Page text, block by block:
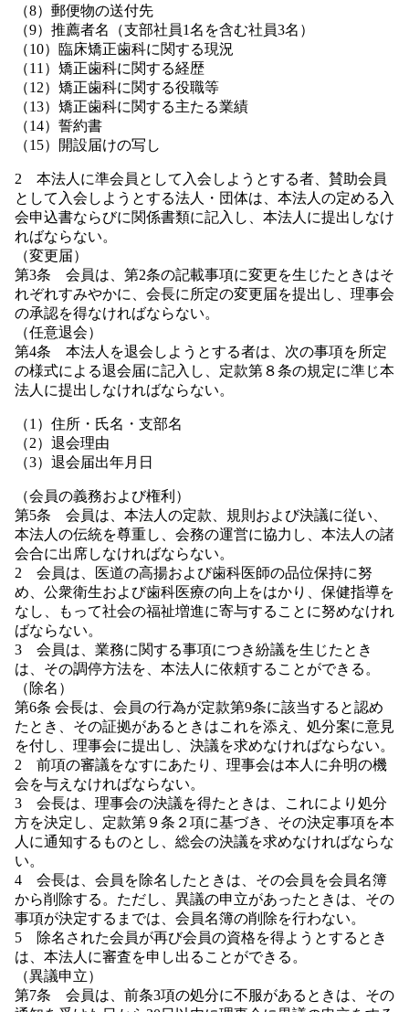
（8）郵便物の送付先
（9）推薦者名（支部社員1名を含む社員3名）
（10）臨床矯正歯科に関する現況
（11）矯正歯科に関する経歴
（12）矯正歯科に関する役職等
（13）矯正歯科に関する主たる業績
（14）誓約書
（15）開設届けの写し
2 本法人に準会員として入会しようとする者、賛助会員
として入会しようとする法人・団体は、本法人の定める入
会申込書ならびに関係書類に記入し、本法人に提出しなけ
ればならない。
（変更届）
第3条 会員は、第2条の記載事項に変更を生じたときはそ
れぞれすみやかに、会長に所定の変更届を提出し、理事会
の承認を得なければならない。
（任意退会）
第4条 本法人を退会しようとする者は、次の事項を所定
の様式による退会届に記入し、定款第８条の規定に準じ本
法人に提出しなければならない。
（1）住所・氏名・支部名
（2）退会理由
（3）退会届出年月日
（会員の義務および権利）
第5条 会員は、本法人の定款、規則および決議に従い、
本法人の伝統を尊重し、会務の運営に協力し、本法人の諸
会合に出席しなければならない。
2 会員は、医道の高揚および歯科医師の品位保持に努
め、公衆衛生および歯科医療の向上をはかり、保健指導を
なし、もって社会の福祉増進に寄与することに努めなけれ
ばならない。
3 会員は、業務に関する事項につき紛議を生じたとき
は、その調停方法を、本法人に依頼することができる。
（除名）
第6条 会長は、会員の行為が定款第9条に該当すると認め
たとき、その証拠があるときはこれを添え、処分案に意見
を付し、理事会に提出し、決議を求めなければならない。
2 前項の審議をなすにあたり、理事会は本人に弁明の機
会を与えなければならない。
3 会長は、理事会の決議を得たときは、これにより処分
方を決定し、定款第９条２項に基づき、その決定事項を本
人に通知するものとし、総会の決議を求めなければならな
い。
4 会長は、会員を除名したときは、その会員を会員名簿
から削除する。ただし、異議の申立があったときは、その
事項が決定するまでは、会員名簿の削除を行わない。
5 除名された会員が再び会員の資格を得ようとするとき
は、本法人に審査を申し出ることができる。
（異議申立）
第7条 会員は、前条3項の処分に不服があるときは、その